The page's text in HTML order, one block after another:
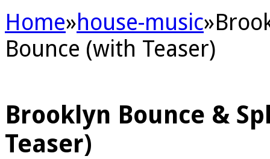
Home»house-music»
Bounce (with Teaser)
Brooklyn Bounce &
Teaser)